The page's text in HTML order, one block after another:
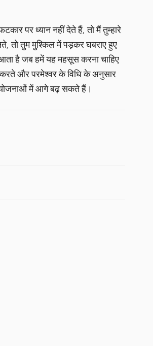
पर ध्यान नहीं देते हैं, तो मैं तुम्हारे
तो तुम मुश्किल में पड़कर घबराए हुए
है जब हमें यह महसूस करना चाहिए
और परमेश्वर के विधि के अनुसार
में आगे बढ़ सकते हैं।